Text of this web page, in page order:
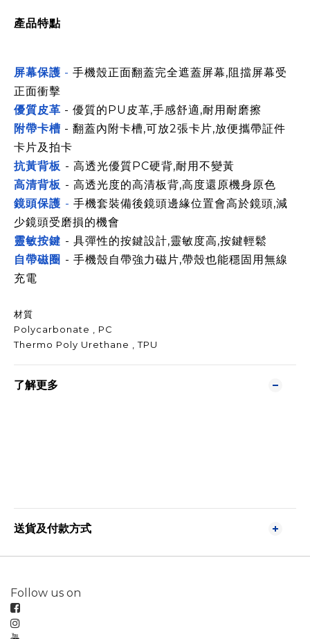
產品特點
屏幕保護 - 手機殼正面翻蓋完全遮蓋屏幕,阻擋屏幕受
正面衝擊
優質皮革 - 優質的PU皮革,手感舒適,耐用耐磨擦
附帶卡槽 - 翻蓋內附卡槽,可放2張卡片,放便攜帶証件
卡片及拍卡
抗黃背板 - 高透光優質PC硬背,耐用不變黃
高清背板 - 高透光度的高清板背,高度還原機身原色
鏡頭保護 - 手機套裝備後鏡頭邊緣位置會高於鏡頭,減
少鏡頭受磨損的機會
靈敏按鍵 - 具彈性的按鍵設計,靈敏度高,按鍵輕鬆
自帶磁圈 - 手機殼自帶強力磁片,帶殼也能穩固用無線
充電
材質
Polycarbonate , PC
Thermo Poly Urethane , TPU
了解更多
送貨及付款方式
Follow us on